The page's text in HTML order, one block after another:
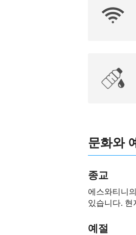
문화와
종교
에스와티니
있습니다. 현
예절